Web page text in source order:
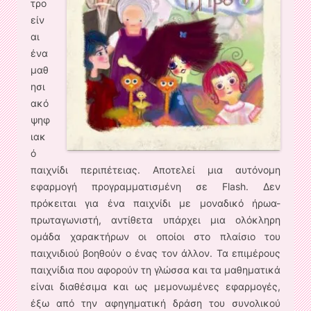
τρο
είν
αι
ένα
μαθ
ησι
ακό
ψηφ
ιακ
ό
παιχνίδι περιπέτειας. Αποτελεί μια αυτόνομη
εφαρμογή προγραμματισμένη σε Flash. Δεν
πρόκειται για ένα παιχνίδι με μοναδικό ήρωα-
πρωταγωνιστή, αντίθετα υπάρχει μια ολόκληρη
ομάδα χαρακτήρων οι οποίοι στο πλαίσιο του
παιχνιδιού βοηθούν ο ένας τον άλλον. Τα επιμέρους
παιχνίδια που αφορούν τη γλώσσα και τα μαθηματικά
είναι διαθέσιμα και ως μεμονωμένες εφαρμογές,
έξω από την αφηγηματική δράση του συνολικού